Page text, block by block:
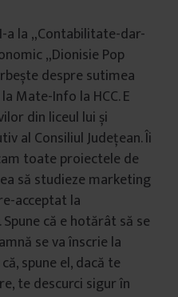
a la „Contabilitate-dar-
„Dionisie Pop
despre sutimea
Mate-Info la HCC. E
din liceul lui și
al Consiliul Județean. Îi
toate proiectele de
să studieze marketing
acceptat la
că e hotărât să se
se va înscrie la
spune el, dacă te
te descurci sigur în